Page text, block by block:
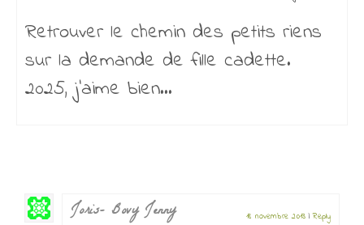
Retrouver le chemin des petits riens
sur la demande de fille cadette.
2025, j’aime bien...
Joris- Bovy Jenny 18 novembre 2013 |Reply